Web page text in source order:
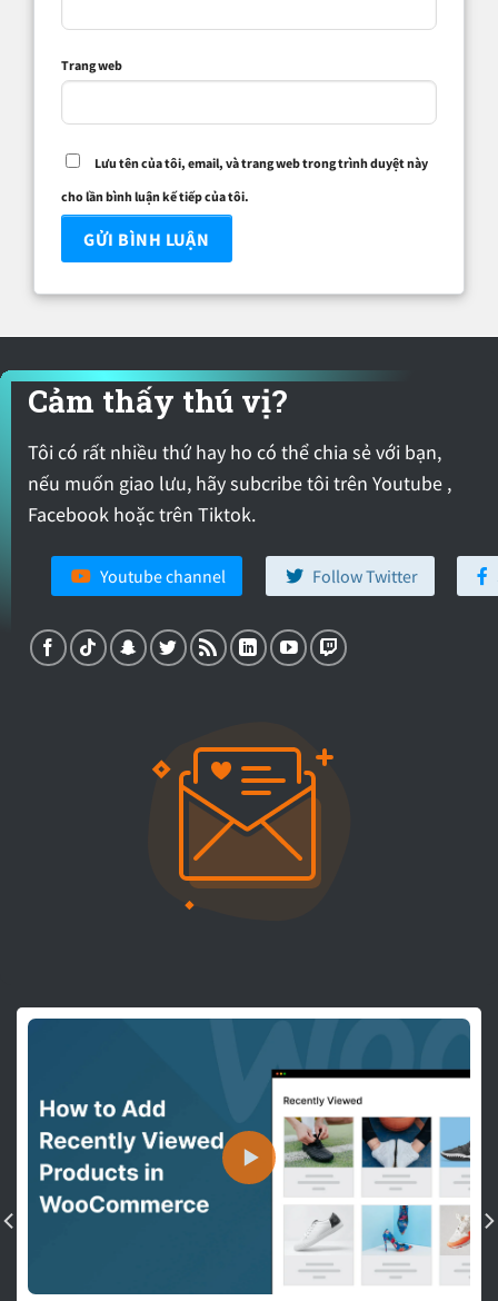
Trang web
Lưu tên của tôi, email, và trang web trong trình duyệt này
cho lần bình luận kế tiếp của tôi.
Cảm thấy thú vị?
Tôi có rất nhiều thứ hay ho có thể chia sẻ với bạn,
nếu muốn giao lưu, hãy subcribe tôi trên Youtube ,
Facebook hoặc trên Tiktok.
Youtube channel Follow Twitter